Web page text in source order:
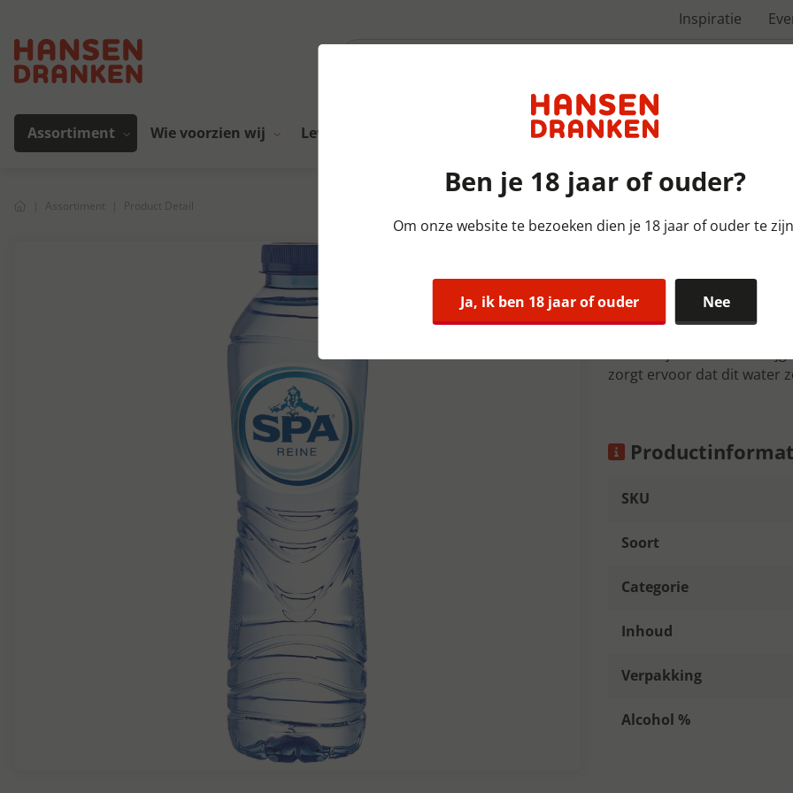
Inspiratie
Assortiment Wie voorzien wij Leveranciers
Assortiment Product Detail
Spa Reine
Spa Reine is een uiterst
wordt. Tijdens die reis
zorgt ervoor dat dit water
SKU
Soort
Categorie
Inhoud
Verpakking
Alcohol %
Ben je 18 jaar of ouder?
Om onze website te bezoeken dien je 18 jaar of ouder te
Ja, ik ben 18 jaar of ouder Nee